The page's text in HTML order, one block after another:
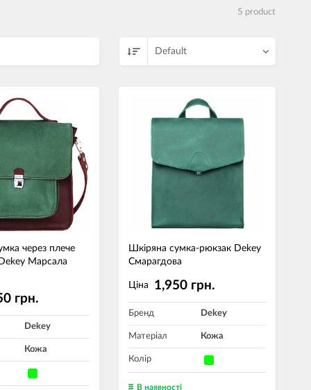
5 product
Default
через плече
Марсала
грн.
Dekey
Кожа
Шкіряна сумка-рюкзак Dekey
Смарагдова
Ціна 1,950 грн.
Бренд Dekey
Матеріал Кожа
Колір
В наявності